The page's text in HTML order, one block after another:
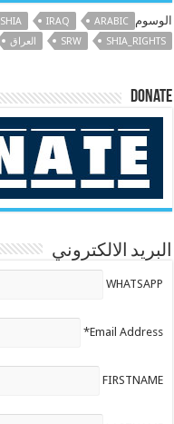
الوسوم ARABIC
IRAQ
SHIA
SHIA_RIGHTS
SRW العراق
Donate
البريد الالكتروني
WHATSAPP
Email Address*
FIRSTNAME